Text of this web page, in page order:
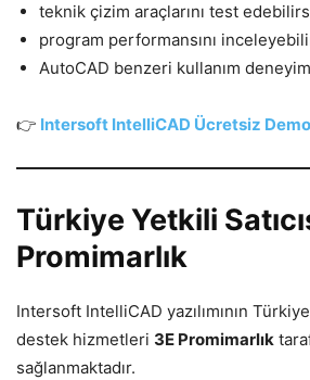
teknik çizim araçlarını test
program performansını
AutoCAD benzeri kullanım
👉 Intersoft IntelliCAD Ücretsiz
Türkiye Yetkili
Promimarlık
Intersoft IntelliCAD yazılımının
destek hizmetleri 3E Promimarlık
sağlanmaktadır.